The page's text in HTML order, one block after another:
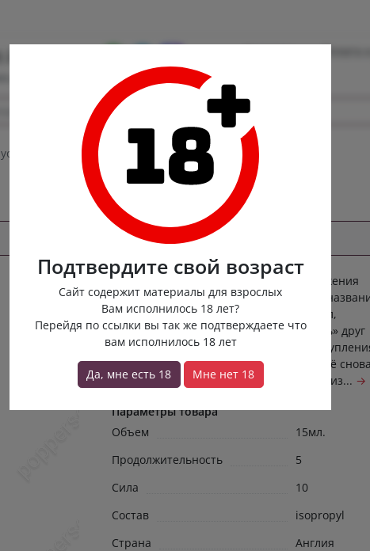
Подтвердите свой возраст
Сайт содержит материалы для взрослых
Вам исполнилось 18 лет?
Перейдя по ссылки вы так же подтверждаете что
вам исполнилось 18 лет
Да, мне есть 18 Мне нет 18
222-88-55
HARD
DOMINATION
Заниматься сексом до полного изнеможения
поможет попперс Screw you HARD. Его
откровенно сообщает, что желания, сил,
эрекции хватит на то, чтобы «затр*хать» друг
друга, довести до сладострастного
и дикого оргазма. А затем повторить всё
Средней подзарядки вещества на базе из... →
Параметры товара
Объем
15мл.
Продолжительность
5
Сила
10
Состав
isopropyl
Страна
Англия